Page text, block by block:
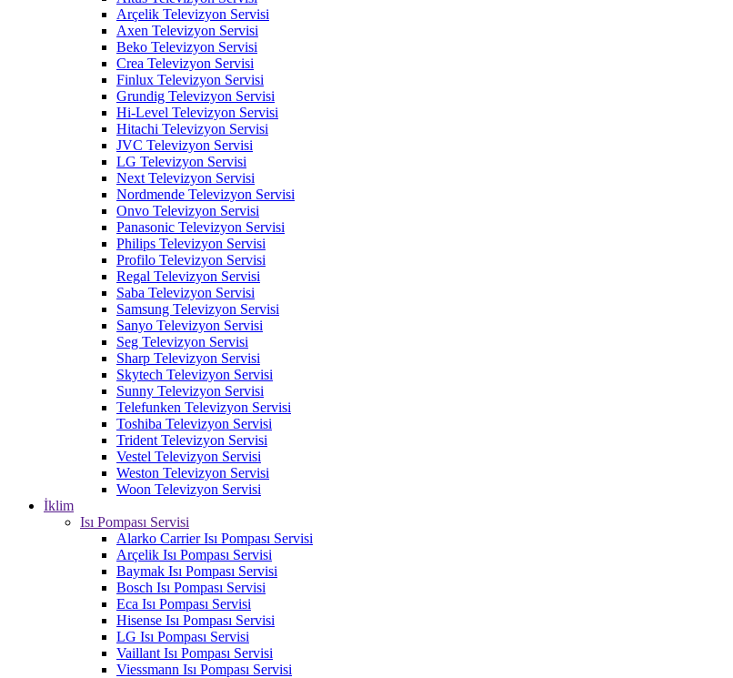
Arçelik Televizyon Servisi
Axen Televizyon Servisi
Beko Televizyon Servisi
Crea Televizyon Servisi
Finlux Televizyon Servisi
Grundig Televizyon Servisi
Hi-Level Televizyon Servisi
Hitachi Televizyon Servisi
JVC Televizyon Servisi
LG Televizyon Servisi
Next Televizyon Servisi
Nordmende Televizyon Servisi
Onvo Televizyon Servisi
Panasonic Televizyon Servisi
Philips Televizyon Servisi
Profilo Televizyon Servisi
Regal Televizyon Servisi
Saba Televizyon Servisi
Samsung Televizyon Servisi
Sanyo Televizyon Servisi
Seg Televizyon Servisi
Sharp Televizyon Servisi
Skytech Televizyon Servisi
Sunny Televizyon Servisi
Telefunken Televizyon Servisi
Toshiba Televizyon Servisi
Trident Televizyon Servisi
Vestel Televizyon Servisi
Weston Televizyon Servisi
Woon Televizyon Servisi
İklim
Isı Pompası Servisi
Alarko Carrier Isı Pompası Servisi
Arçelik Isı Pompası Servisi
Baymak Isı Pompası Servisi
Bosch Isı Pompası Servisi
Eca Isı Pompası Servisi
Hisense Isı Pompası Servisi
LG Isı Pompası Servisi
Vaillant Isı Pompası Servisi
Viessmann Isı Pompası Servisi